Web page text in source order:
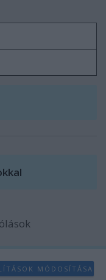
MÓDOSÍTÁSA